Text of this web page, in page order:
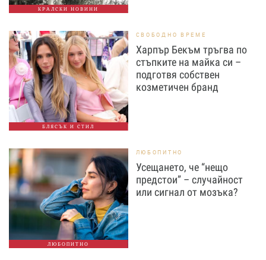
КРАЛСКИ НОВИНИ
БЛЯСЪК И СТИЛ
СВОБОДНО ВРЕМЕ
Харпър Бекъм тръгва по
стъпките на майка си –
подготвя собствен
козметичен бранд
ЛЮБОПИТНО
ЛЮБОПИТНО
Усещането, че “нещо
предстои” – случайност
или сигнал от мозъка?